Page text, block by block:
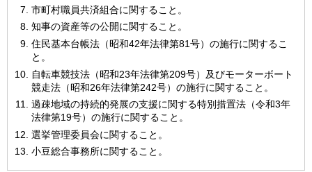
市町村職員共済組合に関すること。
知事の資産等の公開に関すること。
住民基本台帳法（昭和42年法律第81号）の施行に関するこ
と。
自転車競技法（昭和23年法律第209号）及びモーターボート
競走法（昭和26年法律第242号）の施行に関すること。
過疎地域の持続的発展の支援に関する特別措置法（令和3年
法律第19号）の施行に関すること。
選挙管理委員会に関すること。
小豆総合事務所に関すること。